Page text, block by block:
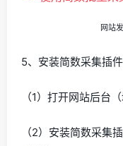
网站
5、安装简数采集插件
（1）打开网站后台
（2）安装简数采集